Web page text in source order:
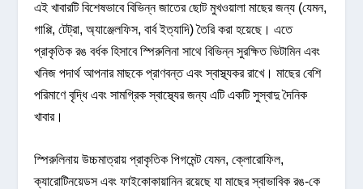
এই খাবারটি বিশেষভাবে বিভিন্ন জাতের ছোট মুখওয়ালা মাছের জন্য (যেমন,
গাপ্পি, টেট্রা, অ্যাঞ্জেলফিস, বার্ব ইত্যাদি) তৈরি করা হয়েছে। এতে
প্রাকৃতিক রঙ বর্ধক হিসাবে স্পিরুলিনা সাথে বিভিন্ন সুরক্ষিত ভিটামিন এবং
খনিজ পদার্থ আপনার মাছকে প্রাণবন্ত এবং স্বাস্থ্যকর রাখে। মাছের বেশি
পরিমাণে বৃদ্ধি এবং সামগ্রিক স্বাস্থ্যের জন্য এটি একটি সুস্বাদু দৈনিক
খাবার।
স্পিরুলিনায় উচ্চমাত্রায় প্রাকৃতিক পিগমেন্ট যেমন, ক্লোরোফিল,
ক্যারোটিনয়েডস এবং ফাইকোকায়ানিন রয়েছে যা মাছের স্বাভাবিক রঙ-কে